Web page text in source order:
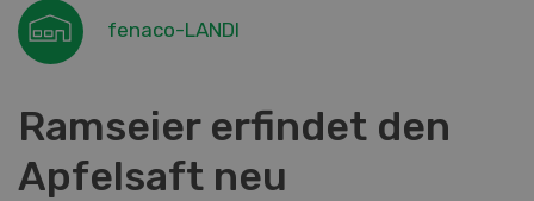
fenaco-LANDI
Ramseier erfindet den
Apfelsaft neu